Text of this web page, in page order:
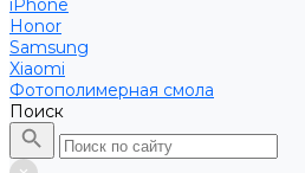
iPhone
Honor
Samsung
Xiaomi
Фотополимерная смола
Поиск